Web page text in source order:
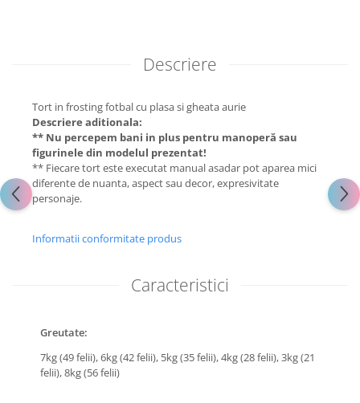
Descriere
Tort in frosting fotbal cu plasa si gheata aurie
Descriere aditionala:
** Nu percepem bani in plus pentru manoperă sau
figurinele din modelul prezentat!
** Fiecare tort este executat manual asadar pot aparea mici
diferente de nuanta, aspect sau decor, expresivitate
personaje.
Informatii conformitate produs
Caracteristici
Greutate:
7kg (49 felii),6kg (42 felii), 5kg (35 felii),4kg (28 felii),3kg (21
felii),8kg (56 felii)